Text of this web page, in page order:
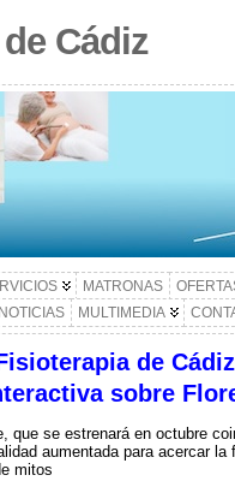
Cádiz
MATRONAS
NOTICIAS MULTIMEDIA
de
sobre
que se estrenará en octubre
aumentada para acercar
mitos